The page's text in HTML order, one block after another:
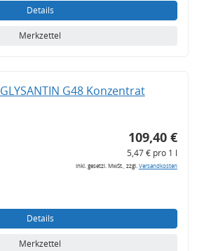
Details
Merkzettel
GLYSANTIN G48 Konzentrat
109,40 €
5,47 € pro 1 l
inkl. gesetzl. MwSt., zzgl.Versandkosten
Details
Merkzettel